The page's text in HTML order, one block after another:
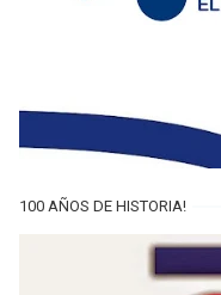
100 AÑOS DE HISTORIA!